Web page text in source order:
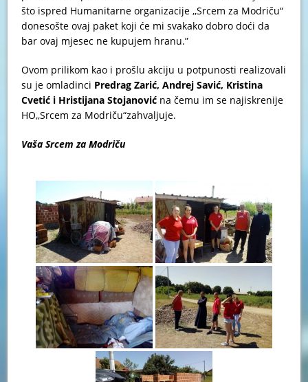
što ispred Humanitarne organizacije ,,Srcem za Modriču“
donesošte ovaj paket koji će mi svakako dobro doći da
bar ovaj mjesec ne kupujem hranu.”
Ovom prilikom kao i prošlu akciju u potpunosti realizovali
su je omladinci Predrag Zarić, Andrej Savić, Kristina
Cvetić i Hristijana Stojanović na čemu im se najiskrenije
HO,,Srcem za Modriču“zahvaljuje.
Vaša Srcem za Modriču